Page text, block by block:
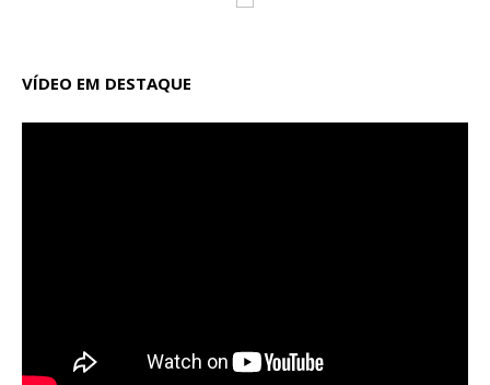
VÍDEO EM DESTAQUE